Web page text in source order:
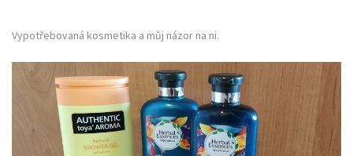
Vypotřebovaná kosmetika a můj názor na ni.